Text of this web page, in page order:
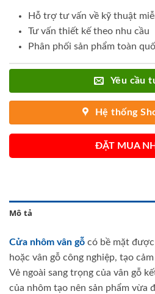
Hỗ trợ tư vấn về kỹ thuật
Tư vấn thiết kế theo nhu cầu
Phân phối sản phẩm toàn
Yêu cầu
Hệ thống
ĐẶT MUA
Mô tả
Cửa nhôm vân gỗ có bề mặt
hoặc vân gỗ công nghiệp, tạo
Vẻ ngoài sang trọng của vân gỗ
của nhôm tạo nên sản phẩm vừa